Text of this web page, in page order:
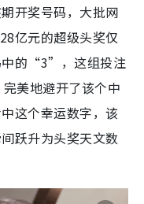
开奖号码，大批网
亿元的超级头奖仅
的“3”，这组投注
美地避开了该个中
这个幸运数字，该
跃升为头奖天文数